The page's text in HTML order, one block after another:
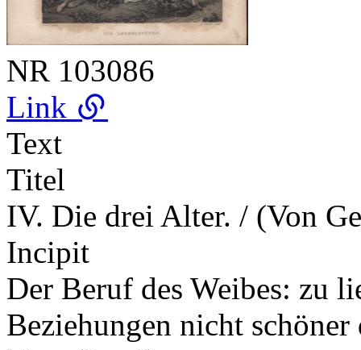
NR 103086
Link
Text
Titel
IV. Die drei Alter. / (Von
Incipit
Der Beruf des Weibes: zu
Beziehungen nicht